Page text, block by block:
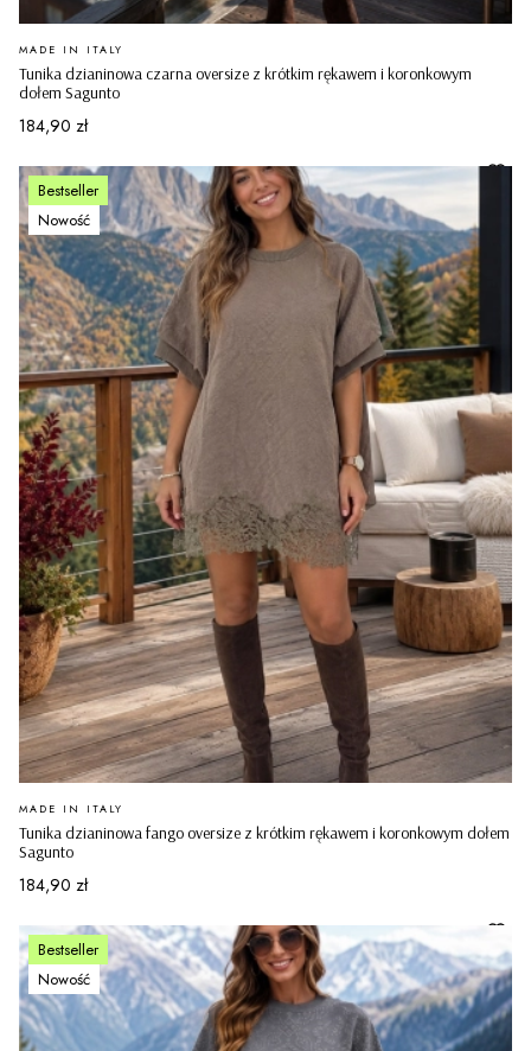
Tunika dzianinowa czarna oversize z krótkim rękawem i koronkowym
dołem Sagunto
PRODUCENT
MADE IN ITALY
Cena
184,90 zł
Bestseller
Nowość
Tunika dzianinowa fango oversize z krótkim rękawem i koronkowym dołem
Sagunto
PRODUCENT
MADE IN ITALY
Cena
184,90 zł
Bestseller
Nowość